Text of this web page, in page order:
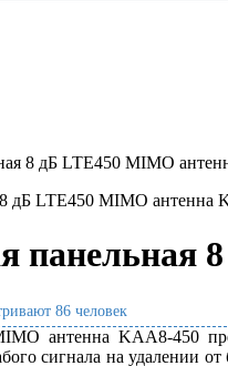
8 дБ LTE450 MIMO
панельная
86 человек
антенна KAA8-450
сигнала на удалении